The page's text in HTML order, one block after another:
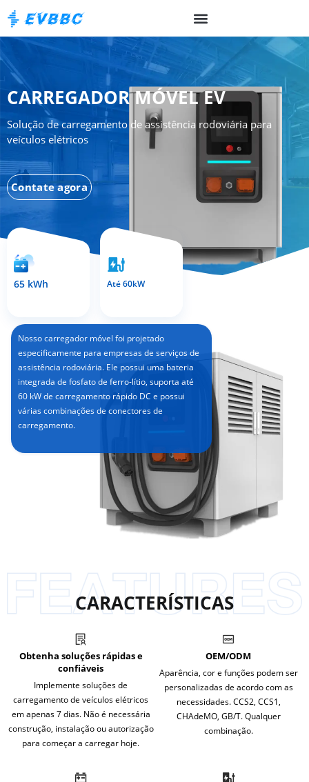
CARREGADOR MÓVEL EV
Solução de carregamento de assistência rodoviária para
veículos elétricos
Contate agora
65 kWh Até 60kW
Nosso carregador móvel foi projetado
especificamente para empresas de serviços de
assistência rodoviária. Ele possui uma bateria
integrada de fosfato de ferro-lítio, suporta até
60 kW de carregamento rápido DC e possui
várias combinações de conectores de
carregamento.
CARACTERÍSTICAS
Obtenha soluções rápidas e
confiáveis
Implemente soluções de
carregamento de veículos elétricos
em apenas 7 dias. Não é necessária
construção, instalação ou autorização
para começar a carregar hoje.
OEM/ODM
Aparência, cor e funções podem ser
personalizadas de acordo com as
necessidades. CCS2, CCS1,
CHAdeMO, GB/T. Qualquer
combinação.